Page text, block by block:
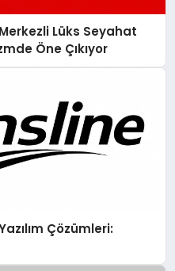
Lüks Seyahat
Öne Çıkıyor
Çözümleri: